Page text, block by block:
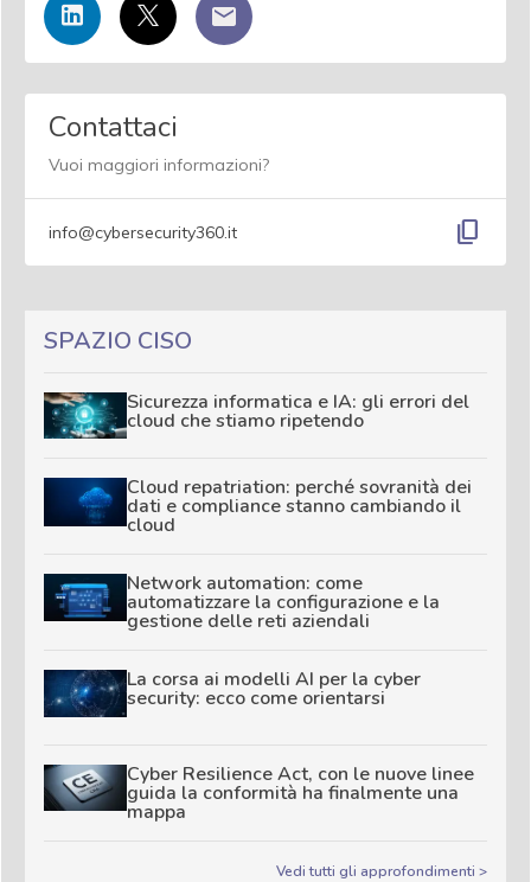
Contattaci
Vuoi maggiori informazioni?
info@cybersecurity360.it content_copy
SPAZIO CISO
Sicurezza informatica e IA: gli errori del
cloud che stiamo ripetendo
Cloud repatriation: perché sovranità dei
dati e compliance stanno cambiando il
cloud
Network automation: come
automatizzare la configurazione e la
gestione delle reti aziendali
La corsa ai modelli AI per la cyber
security: ecco come orientarsi
Cyber Resilience Act, con le nuove linee
guida la conformità ha finalmente una
mappa
Vedi tutti gli approfondimenti >